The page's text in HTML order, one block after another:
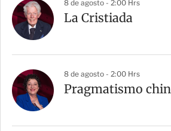
8 de agosto - 2:00 Hrs
La Cristiada
8 de agosto - 2:00 Hrs
Pragmatismo